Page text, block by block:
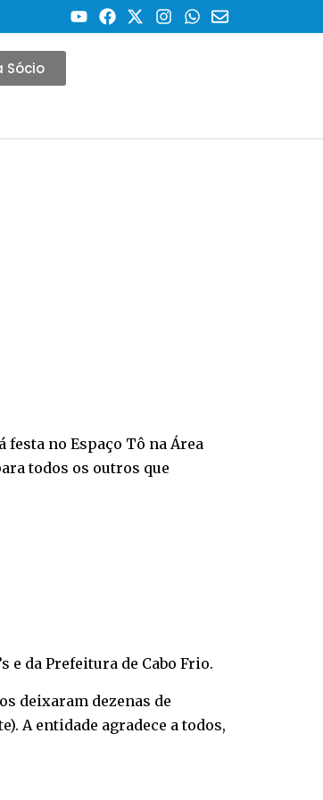
Sócio
festa no Espaço Tô na Área
todos os outros que
e da Prefeitura de Cabo Frio.
deixaram dezenas de
A entidade agradece a todos,